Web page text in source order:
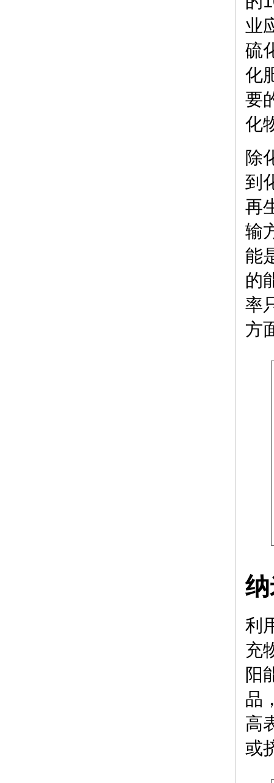
业
硫
化
要
化
除
到
再
输
能
的
率
方
利
充
阳
品
高
或